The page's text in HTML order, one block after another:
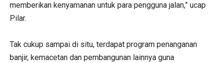
memberikan kenyamanan untuk para pengguna jalan,” ucap
Pilar.
Tak cukup sampai di situ, terdapat program penanganan
banjir, kemacetan dan pembangunan lainnya guna